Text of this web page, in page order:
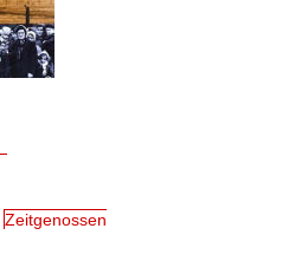
Zeitgenossen